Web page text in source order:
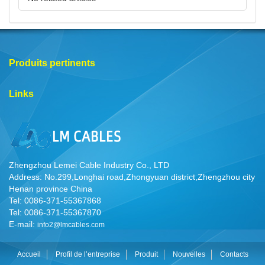
Produits pertinents
Links
Zhengzhou Lemei Cable Industry Co., LTD
Address: No.299,Longhai road,Zhongyuan district,Zhengzhou city
Henan province China
Tel: 0086-371-55367868
Tel: 0086-371-55367870
E-mail: info2@lmcables.com
Accueil Profil de l’entreprise Produit Nouvelles Contacts